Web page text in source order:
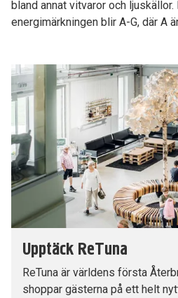
bland annat vitvaror och ljuskällor.
energimärkningen blir A-G, där A
Upptäck ReTuna
ReTuna är världens första
shoppar gästerna på ett helt